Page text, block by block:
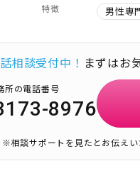
特徴 男性専
相談受付中！ まずはお
所の電話番号
8976
※相談サポートを見たとお伝えい